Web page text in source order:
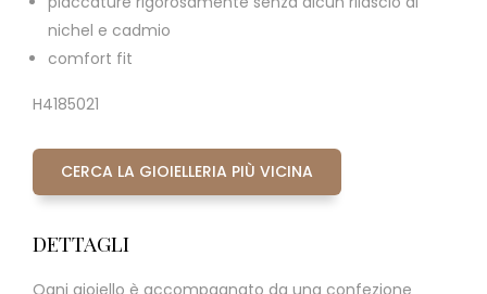
nichel e cadmio
comfort fit
H4185021
CERCA LA GIOIELLERIA PIÙ VICINA
DETTAGLI